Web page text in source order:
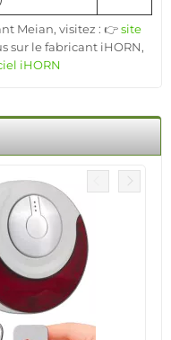
Meian, visitez : 👉site
sur le fabricant iHORN,
iHORN